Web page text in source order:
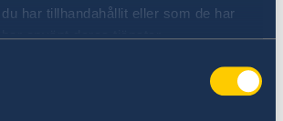
har tillhandahållit eller som de har
använt deras tjänster.